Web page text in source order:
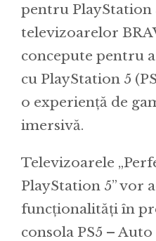
pentru PlayStation
televizoarelor
concepute pentru
cu PlayStation 5
o experiență de
imersivă.
Televizoarele
PlayStation 5” vor
funcționalități în
consola PS5 –